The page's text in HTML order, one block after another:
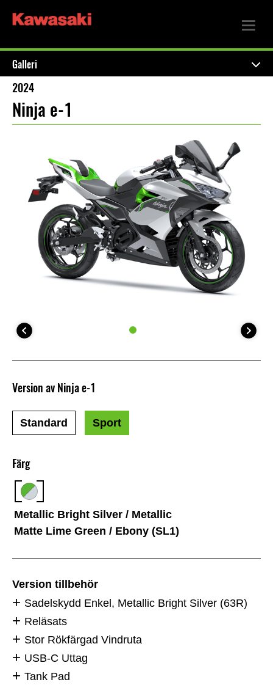
Galleri
2024
Ninja e-1
Färg
Metallic Bright Silver / Metallic
Matte Lime Green / Ebony (SL1)
Version av Ninja e-1
Standard Sport
Version tillbehör
Sadelskydd Enkel, Metallic Bright Silver (63R)
Reläsats
Stor Rökfärgad Vindruta
USB-C Uttag
Tank Pad